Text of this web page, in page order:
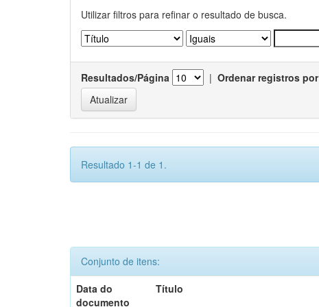
Utilizar filtros para refinar o resultado de busca.
Resultados/Página | Ordenar registros por
Resultado 1-1 de 1.
Conjunto de itens:
Data do
documento
Título